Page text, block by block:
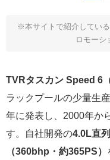
※本サイトで紹介してい
ロモーシ
TVRタスカン Speed 6
ラックプールの少量生
年に発表し、2000年か
す。自社開発の4.0L直
（360bhp・約365PS）